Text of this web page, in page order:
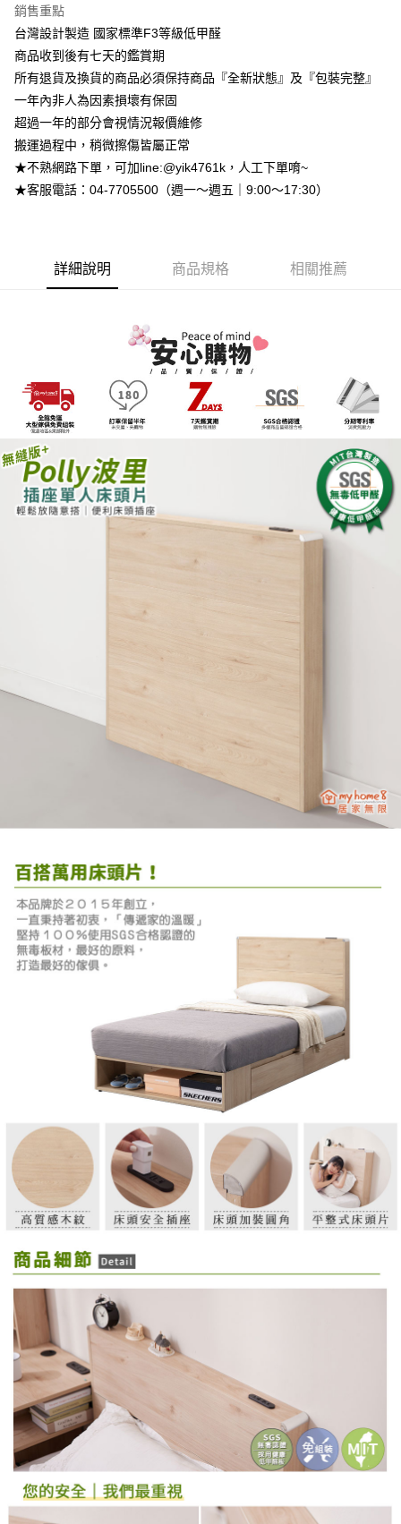
2.付款方式選擇「大哥付你分期」，訂單成立後會自動跳轉到大哥付的交易
流程，驗證手機門號後，選擇欲分期的期數、繳款截止日，確認付款後即完
成交易。
3.實際核准額度、可分期數及費用金額請依後續交易確認頁面所載為準。
4.訂單成立30分鐘內，如未前往確認交易或遇審核未通過，訂單將自動取
法說明評估內容。
【繳款方式說明】
1.分期款項不併入電信帳單，「大哥付你分期」於每月結算日後寄送繳費提
醒簡訊。
2.透過簡訊連結打開帳單後，可選擇「超商條碼／台灣大直營門市／銀行轉
帳／街口支付／iPASS MONEY」等通路繳費。
買賣價金債權讓與本公司後，依約使用本公司帳單繳交帳款。
3.完整用戶服務條款，請詳閱以下連結：
https://oppay.tw/userRule
相關說明
【關於「AFTEE先享後付」】
AFTEE先享後付是「在收到商品之後才付款」的支付方式。 讓您購物簡單
便利好安心！
１．簡單：不需註冊會員、不需綁卡、不需儲值。
２．便利：只要手機號碼，簡訊認證，即可結帳。
【「AFTEE先享後付」結帳流程】
１．於結帳方式選擇「AFTEE先享後付」後，將跳轉至「AFTEE先享後付」
結帳頁面，進行簡訊認證並確認金額後，即可完成結帳。
２．訂單成立數日內，您將收到繳費通知簡訊。
後付繳納相關費用。
※ 交易是否成功請以「AFTEE先享後付 」之結帳頁面顯示為準，若有關於
１．透過由恩沛科技股份有限公司提供之「AFTEE先享後付」服務完成之交
易，需依本服務之必要範圍內提供個人資料，並將交易相關給付款項請求債
權轉讓予恩沛科技股份有限公司。
２．關於個人資料處理事宜，請瀏覽以下網址：
https://aftee.tw/terms/#terms3
３．未成年的使用者請事先徵得法定代理人或監護人之同意方可使用
「AFTEE先享後付」，若未經同意申辦者引起之損失，本公司不負相關責
任。
４．使用「AFTEE先享後付」時，將依據個別帳號之用戶狀況，依本公司即
時審查核予不同之上限額度；若仍有額度不足之情形，本公司將視審查結果
請求用戶進行身份認證。
５．嚴禁一人註冊多個帳號或使用他人資訊註冊。若發現惡意使用之情形，
恩沛科技股份有限公司將有權停止該用戶之使用額度並採取法律行動。
運送方式
➤一般商品『宅配寄送』：1.車趟為週一至六 2.無組裝，只送至一
樓 3.購買大型家具，可一同配送組裝
免運費
➤大型傢俱『免費組裝』：1.車趟為週二、週四 2.可指定日期，無
銷售重點
台灣設計製造 國家標準F3等級低甲醛
商品收到後有七天的鑑賞期
所有退貨及換貨的商品必須保持商品『全新狀態』及『包裝完整』
一年內非人為因素損壞有保固
超過一年的部分會視情況報價維修
搬運過程中，稍微擦傷皆屬正常
★不熟網路下單，可加line:@yik4761k，人工下單唷~
★客服電話：04-7705500（週一～週五｜9:00～17:30）
詳細說明 商品規格 相關推薦